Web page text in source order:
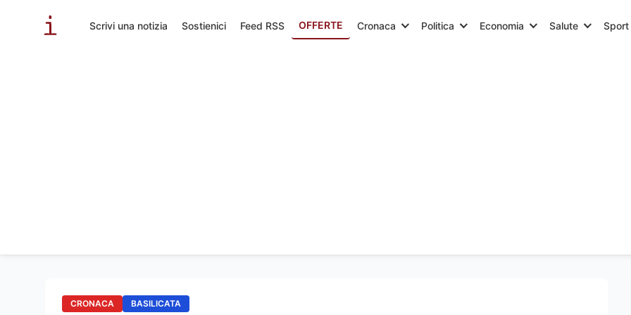
Scrivi una notizia Sostienici Feed RSS OFFERTE Cronaca Politica Economia Salute Sport
CRONACA BASILICATA